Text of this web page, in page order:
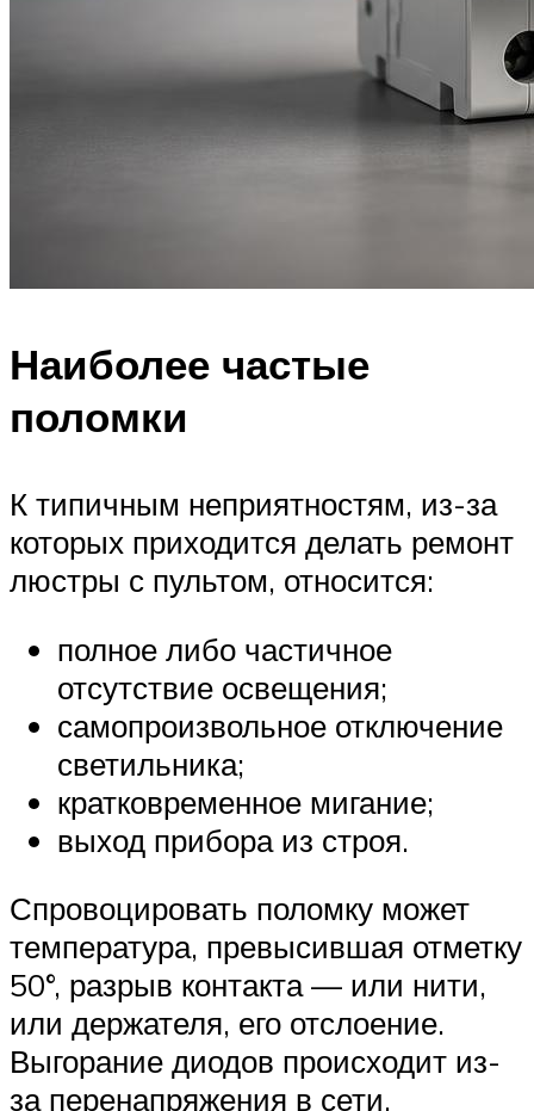
Наиболее частые
поломки
К типичным неприятностям, из-за
которых приходится делать ремонт
люстры с пультом, относится:
полное либо частичное
отсутствие освещения;
самопроизвольное отключение
светильника;
кратковременное мигание;
выход прибора из строя.
Спровоцировать поломку может
температура, превысившая отметку
50°, разрыв контакта — или нити,
или держателя, его отслоение.
Выгорание диодов происходит из-
за перенапряжения в сети,